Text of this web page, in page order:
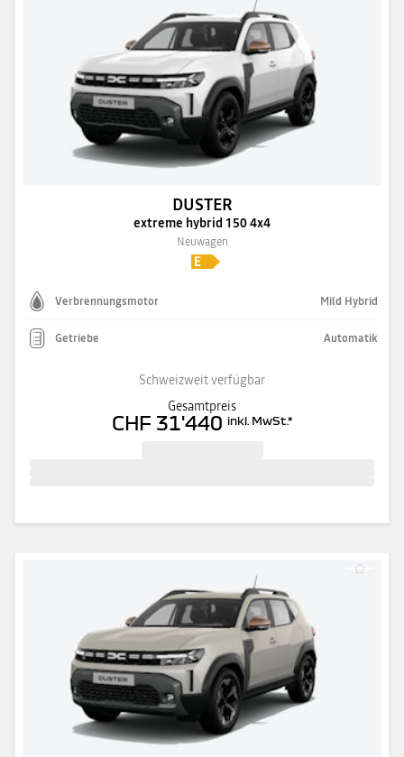
DUSTER
extreme hybrid 150 4x4
Neuwagen
Verbrennungsmotor Mild Hybrid
Getriebe Automatik
Schweizweit verfügbar
Gesamtpreis
CHF 31'440 inkl. MwSt.*